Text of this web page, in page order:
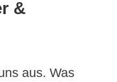
&
aus. Was